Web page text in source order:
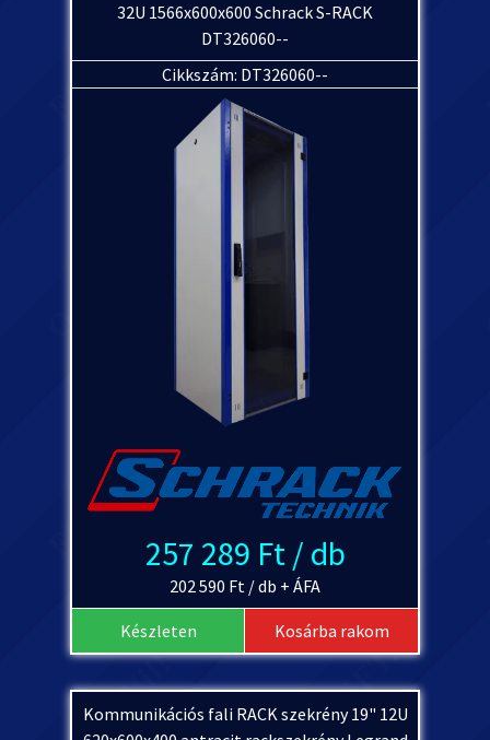
32U 1566x600x600 Schrack S-RACK
DT326060--
Cikkszám: DT326060--
257 289 Ft / db
202 590 Ft / db + ÁFA
Készleten Kosárba rakom
Kommunikációs fali RACK szekrény 19" 12U